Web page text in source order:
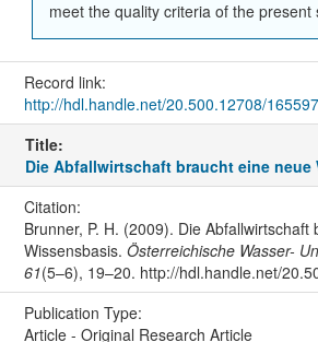
meet the quality criteria of the present
Record link:
http://hdl.handle.net/20.500.12708/165597
Title:
Die Abfallwirtschaft braucht eine neue
Citation:
Brunner, P. H. (2009). Die Abfallwirtschaft
Wissensbasis. Österreichische Wasser-
61(5–6), 19–20. http://hdl.handle.net/
Publication Type:
Article - Original Research Article